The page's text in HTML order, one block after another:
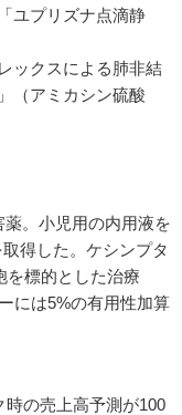
ユプリズナ点滴静
ックスによる肺非結
（アミカシン硫酸
。小児用の内用液を
得した。ケシンプタ
を標的とした治療
には5%の有用性加算
の売上高予測が100